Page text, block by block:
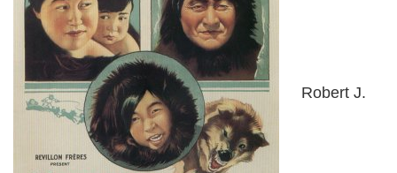
Robert J.